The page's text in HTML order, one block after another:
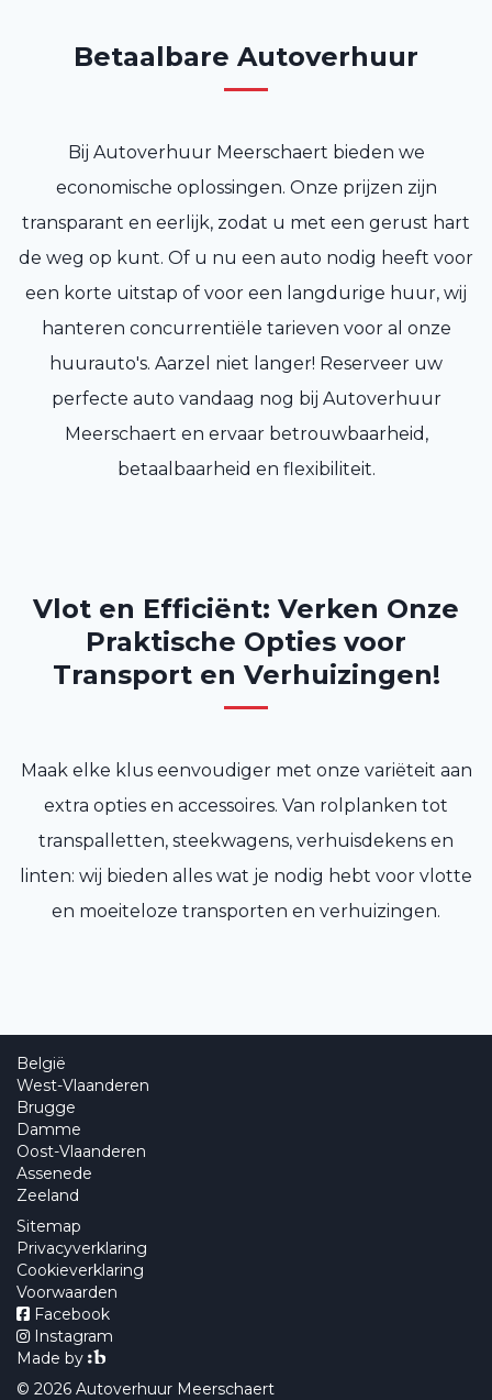
Betaalbare Autoverhuur
Bij Autoverhuur Meerschaert bieden we
economische oplossingen. Onze prijzen zijn
transparant en eerlijk, zodat u met een gerust hart
de weg op kunt. Of u nu een auto nodig heeft voor
een korte uitstap of voor een langdurige huur, wij
hanteren concurrentiële tarieven voor al onze
huurauto's. Aarzel niet langer! Reserveer uw
perfecte auto vandaag nog bij Autoverhuur
Meerschaert en ervaar betrouwbaarheid,
betaalbaarheid en flexibiliteit.
Vlot en Efficiënt: Verken Onze
Praktische Opties voor
Transport en Verhuizingen!
Maak elke klus eenvoudiger met onze variëteit aan
extra opties en accessoires. Van rolplanken tot
transpalletten, steekwagens, verhuisdekens en
linten: wij bieden alles wat je nodig hebt voor vlotte
en moeiteloze transporten en verhuizingen.
België
West-Vlaanderen
Brugge
Damme
Oost-Vlaanderen
Assenede
Zeeland
© 2026 Autoverhuur Meerschaert
Sitemap
Privacyverklaring
Cookieverklaring
Voorwaarden
Facebook
Instagram
Made by